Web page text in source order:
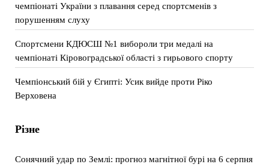
чемпіонаті України з плавання серед спортсменів з
порушенням слуху
Спортсмени КДЮСШ №1 вибороли три медалі на
чемпіонаті Кіровоградської області з гирьового спорту
Чемпіонський бій у Єгипті: Усик вийде проти Ріко
Верховена
Різне
Сонячний удар по Землі: прогноз магнітної бурі на 6 серпня